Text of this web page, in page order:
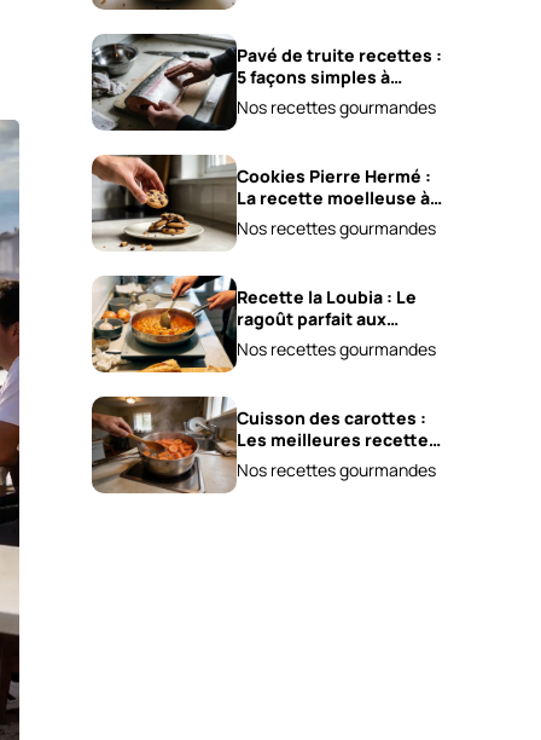
Pavé de truite recettes :
5 façons simples à
essayer !
Nos recettes gourmandes
Cookies Pierre Hermé :
La recette moelleuse à
adopter !
Nos recettes gourmandes
Recette la Loubia : Le
ragoût parfait aux
haricots blancs !
Nos recettes gourmandes
Cuisson des carottes :
Les meilleures recettes
à tester !
Nos recettes gourmandes